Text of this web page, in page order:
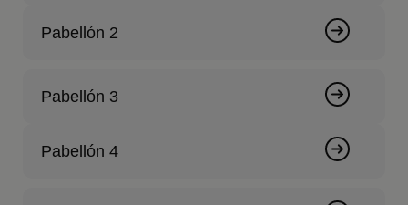
Pabellón 2
Pabellón 3
Pabellón 4